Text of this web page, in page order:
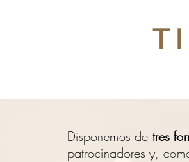
Disponemos de tres
patrocinadores y,